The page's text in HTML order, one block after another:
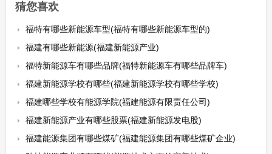
猜您喜欢
福特有哪些新能源车型(福特有哪些新能源车型的)
福建有哪些新能源(福建新能源产业)
福特新能源车有哪些品牌(福特新能源车有哪些品牌车)
福建新能源学校有哪些(福建新能源学校有哪些学校)
福建哪些学校有能源学院(福建能源有限责任公司)
福建新能源产业有哪些股票(福建新能源发电股)
福建能源集团有哪些煤矿(福建能源集团有哪些煤矿企业)